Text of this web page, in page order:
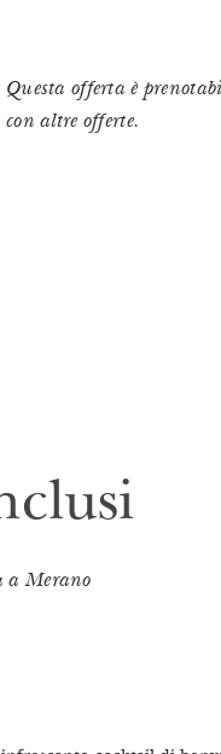
Questa offerta è
con altre offerte.
a Merano